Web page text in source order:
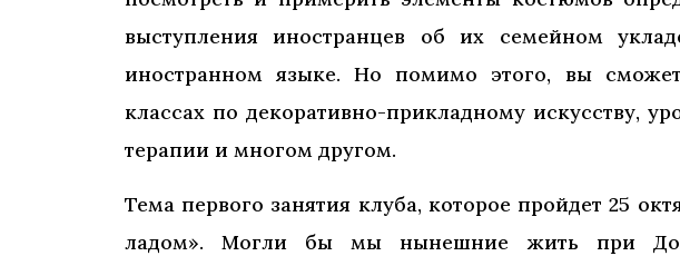
выступления иностранцев об их семейном
иностранном языке. Но помимо этого, вы
классах по декоративно-прикладному искусству,
терапии и многом другом.
Тема первого занятия клуба, которое пройдет 25
ладом». Могли бы мы нынешние жить при